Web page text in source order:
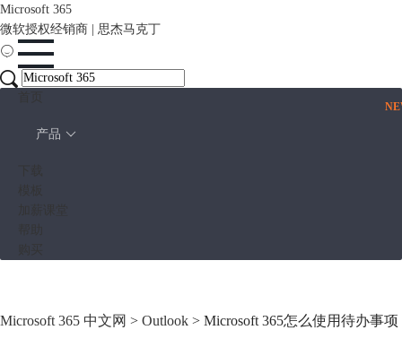
Microsoft 365
微软授权经销商 | 思杰马克丁
产品
Microsoft 365 中文网 > Outlook > Microsoft 365怎么使用待办事